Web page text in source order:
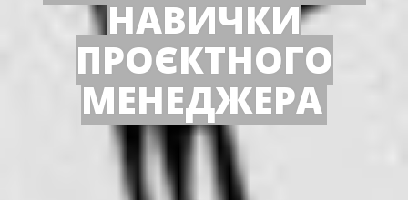
НАВИЧКИ
ПРОЄКТНОГО
МЕНЕДЖЕРА